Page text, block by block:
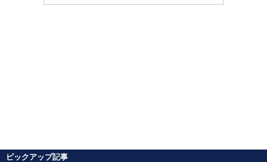
ピックアップ記事